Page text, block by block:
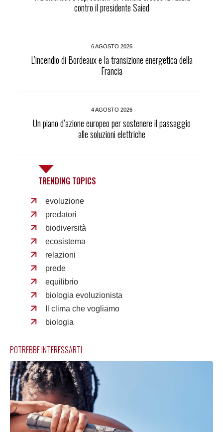
contro il presidente Saied
6 AGOSTO 2026
L’incendio di Bordeaux e la transizione energetica della
Francia
4 AGOSTO 2026
Un piano d’azione europeo per sostenere il passaggio
alle soluzioni elettriche
TRENDING TOPICS
evoluzione
predatori
biodiversità
ecosistema
relazioni
prede
equilibrio
biologia evoluzionista
Il clima che vogliamo
biologia
POTREBBE INTERESSARTI